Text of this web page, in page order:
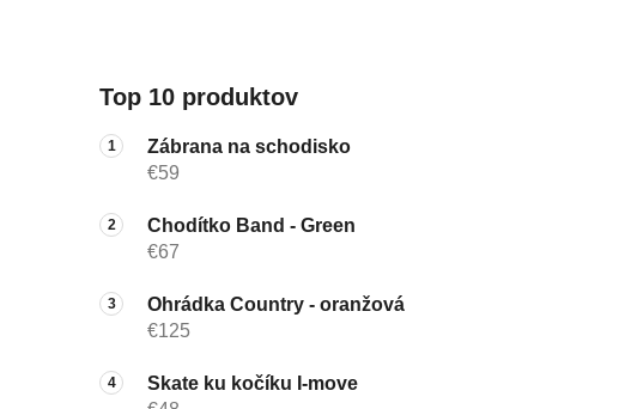
Top 10 produktov
Zábrana na schodisko
€59
Chodítko Band - Green
€67
Ohrádka Country - oranžová
€125
Skate ku kočíku I-move